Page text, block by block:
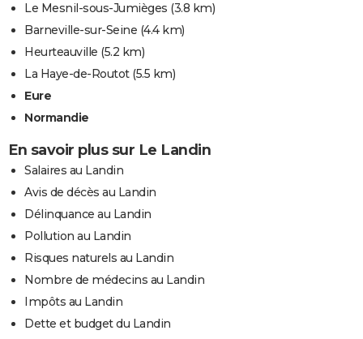
Le Mesnil-sous-Jumièges (3.8 km)
Barneville-sur-Seine (4.4 km)
Heurteauville (5.2 km)
La Haye-de-Routot(5.5 km)
Eure
Normandie
En savoir plus sur Le Landin
Salaires au Landin
Avis de décès au Landin
Délinquance au Landin
Pollution au Landin
Risques naturels au Landin
Nombre de médecins au Landin
Impôts au Landin
Dette et budget du Landin